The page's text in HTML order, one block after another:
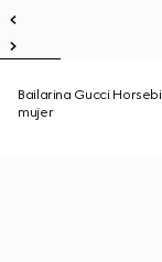
Bailarina Gucci
mujer